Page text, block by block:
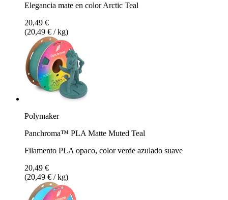
Elegancia mate en color Arctic Teal
20,49 €
(20,49 € / kg)
Polymaker
Panchroma™ PLA Matte Muted Teal
Filamento PLA opaco, color verde azulado suave
20,49 €
(20,49 € / kg)